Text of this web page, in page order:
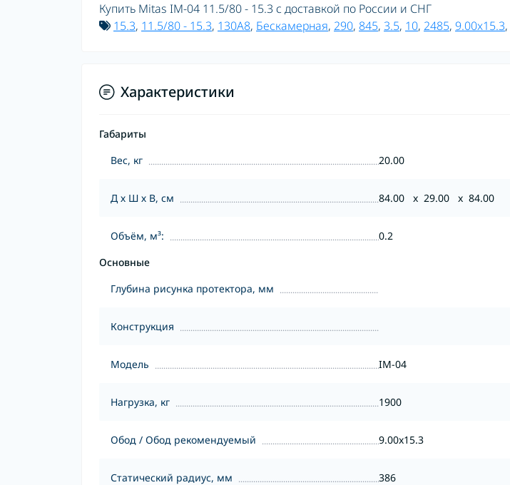
Купить Mitas IM-04 11.5/80 - 15.3 с доставкой по России и СНГ
15.3, 11.5/80 - 15.3, 130A8, Бескамерная, 290, 845, 3.5, 10, 2485, 9.00x15.3,
Характеристики
Габариты
Вес, кг
20.00
Д х Ш х В, см 84.00 x 29.00 x 84.00
Объём, м³:
0.2
Основные
Глубина рисунка протектора, мм
Конструкция
Модель IM-04
Нагрузка, кг 1900
Обод / Обод рекомендуемый 9.00x15.3
Статический радиус, мм 386